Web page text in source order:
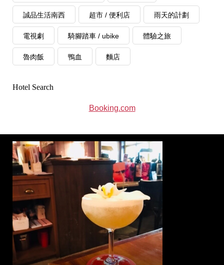
誠品生活南西 超市 / 便利店 雨天的計劃
電視劇 騎腳踏車 / ubike 體驗之旅
魯肉飯 鴨血 麵店
Hotel Search
Booking.com